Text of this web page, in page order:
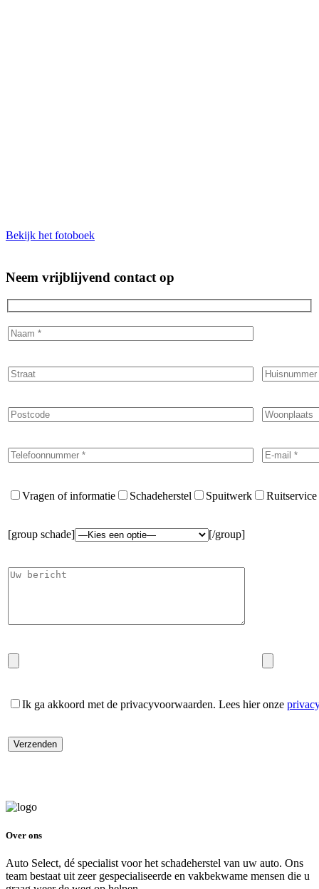
Bekijk het fotoboek
Neem vrijblijvend contact op
Vragen of informatie Schadeherstel Spuitwerk Ruitservice
[group schade] [/group]
Ik ga akkoord met de privacyvoorwaarden. Lees hier onze
Over ons
Auto Select, dé specialist voor het schadeherstel van uw auto. Ons
team bestaat uit zeer gespecialiseerde en vakbekwame mensen die u